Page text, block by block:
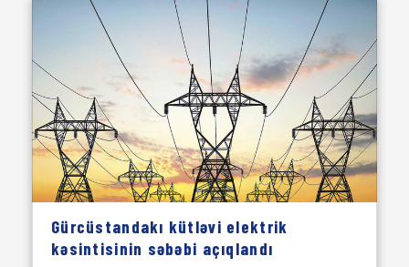
Gürcüstandakı kütləvi elektrik
kəsintisinin səbəbi açıqlandı